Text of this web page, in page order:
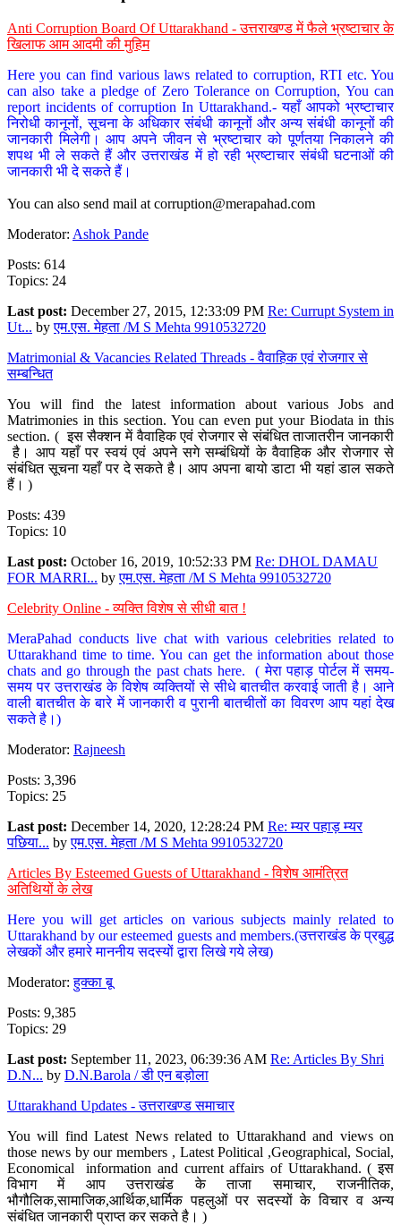
Anti Corruption Board Of Uttarakhand - उत्तराखण्ड में फैले भ्रष्टाचार के
खिलाफ आम आदमी की मुहिम
Here you can find various laws related to corruption, RTI etc. You
can also take a pledge of Zero Tolerance on Corruption, You can
report incidents of corruption In Uttarakhand.- यहाँ आपको भ्रष्टाचार
निरोधी कानूनों, सूचना के अधिकार संबंधी कानूनों और अन्य संबंधी कानूनों की
जानकारी मिलेगी। आप अपने जीवन से भ्रष्टाचार को पूर्णतया निकालने की
शपथ भी ले सकते हैं और उत्तराखंड में हो रही भ्रष्टाचार संबंधी घटनाओं की
जानकारी भी दे सकते हैं।
You can also send mail at corruption@merapahad.com
Moderator: Ashok Pande
Posts: 614
Topics: 24
Last post: December 27, 2015, 12:33:09 PM Re: Currupt System in
Ut... byएम.एस. मेहता /M S Mehta 9910532720
Matrimonial & Vacancies Related Threads - वैवाहिक एवं रोजगार से
सम्बन्धित
You will find the latest information about various Jobs and
Matrimonies in this section. You can even put your Biodata in this
section. ( इस सैक्शन में वैवाहिक एवं रोजगार से संबंधित ताजातरीन जानकारी
है। आप यहाँ पर स्वयं एवं अपने सगे सम्बंधियों के वैवाहिक और रोजगार से
संबंधित सूचना यहाँ पर दे सकते है। आप अपना बायो डाटा भी यहां डाल सकते
हैं। )
Posts: 439
Topics: 10
Last post: October 16, 2019, 10:52:33 PM Re: DHOL DAMAU
FOR MARRI... byएम.एस. मेहता /M S Mehta 9910532720
Celebrity Online - व्यक्ति विशेष से सीधी बात !
MeraPahad conducts live chat with various celebrities related to
Uttarakhand time to time. You can get the information about those
chats and go through the past chats here. ( मेरा पहाड़ पोर्टल में समय-
समय पर उत्तराखंड के विशेष व्यक्तियों से सीधे बातचीत करवाई जाती है। आने
वाली बातचीत के बारे में जानकारी व पुरानी बातचीतों का विवरण आप यहां देख
सकते है।)
Moderator: Rajneesh
Posts: 3,396
Topics: 25
Last post: December 14, 2020, 12:28:24 PM Re: म्यर पहाड़ म्यर
पछिया... byएम.एस. मेहता /M S Mehta 9910532720
Articles By Esteemed Guests of Uttarakhand - विशेष आमंत्रित
अतिथियों के लेख
Here you will get articles on various subjects mainly related to
Uttarakhand by our esteemed guests and members.(उत्तराखंड के प्रबुद्ध
लेखकों और हमारे माननीय सदस्यों द्वारा लिखे गये लेख)
Moderator:हुक्का बू
Posts: 9,385
Topics: 29
Last post: September 11, 2023, 06:39:36 AM Re: Articles By Shri
D.N... by D.N.Barola / डी एन बड़ोला
Uttarakhand Updates - उत्तराखण्ड समाचार
You will find Latest News related to Uttarakhand and views on
those news by our members , Latest Political ,Geographical, Social,
Economical information and current affairs of Uttarakhand. ( इस
विभाग में आप उत्तराखंड के ताजा समाचार, राजनीतिक,
भौगौलिक,सामाजिक,आर्थिक,धार्मिक पहलुओं पर सदस्यों के विचार व अन्य
संबंधित जानकारी प्राप्त कर सकते है। )